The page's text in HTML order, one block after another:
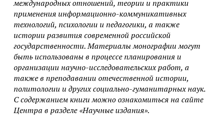
международных отношений, теории и практики
применения информационно-коммуникативных
технологий, психологии и педагогики, а также
истории развития современной российской
государственности. Материалы монографии могут
быть использованы в процессе планирования и
организации научно-исследовательских работ, а
также в преподавании отечественной истории,
политологии и других социально-гуманитарных наук.
С содержанием книги можно ознакомиться на сайте
Центра в разделе «Научные издания».